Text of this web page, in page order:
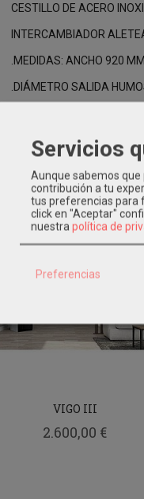
CESTILLO DE ACERO
INTERCAMBIADOR
.MEDIDAS: ANCHO 920
.DIÁMETRO SALIDA
VIGO III
2.600,00 €
Servicios
Aunque sabemos
contribución a tu
tus preferencias para
click en "Aceptar"
nuestra política de
Preferencias